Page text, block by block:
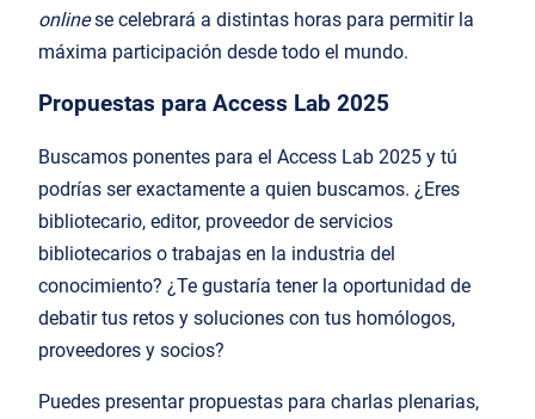
onlinese celebrará a distintas horas para permitir la
máxima participación desde todo el mundo.
Propuestas para Access Lab 2025
Buscamos ponentes para el Access Lab 2025 y tú
podrías ser exactamente a quien buscamos. ¿Eres
bibliotecario, editor, proveedor de servicios
bibliotecarios o trabajas en la industria del
conocimiento? ¿Te gustaría tener la oportunidad de
debatir tus retos y soluciones con tus homólogos,
proveedores y socios?
Puedes presentar propuestas para charlas plenarias,